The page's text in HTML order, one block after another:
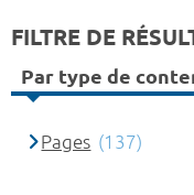
FILTRE DE
Par type de
Pages (137)